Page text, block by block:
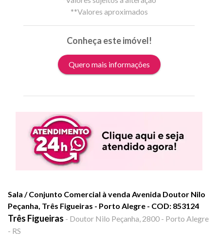
**Valores aproximados
Conheça este imóvel!
Quero mais informações
Sala / Conjunto Comercial à venda Avenida Doutor Nilo
Peçanha, Três Figueiras - Porto Alegre - COD: 853124
Três Figueiras - Doutor Nilo Peçanha, 2800 - Porto Alegre
- RS